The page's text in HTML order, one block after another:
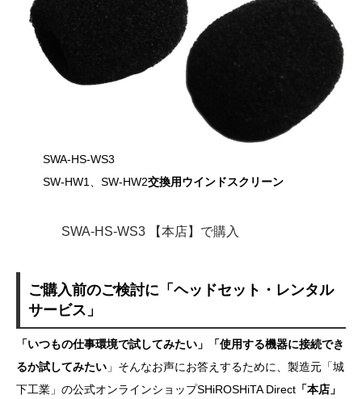
SWA-HS-WS3
SW-HW1、SW-HW2交換用ウインドスクリーン
SWA-HS-WS3 【本店】で購入
ご購入前のご検討に「ヘッドセット・レンタル
サービス」
「いつもの仕事環境で試してみたい」「使用する機器に接続でき
るか試してみたい 」そんなお声にお答えするために、製造元「城
下工業」の公式オンラインショップSHiROSHiTA Direct 「本店」